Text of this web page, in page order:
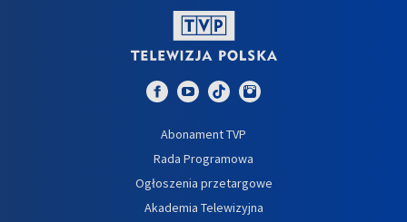
Abonament TVP
Rada Programowa
Ogłoszenia przetargowe
Akademia Telewizyjna